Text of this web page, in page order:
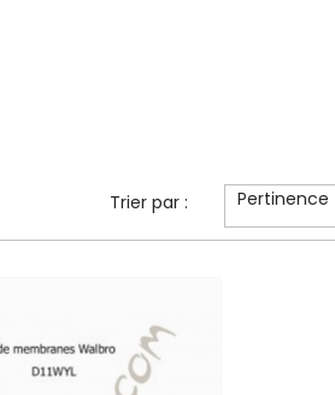
Trier par : Pertinence